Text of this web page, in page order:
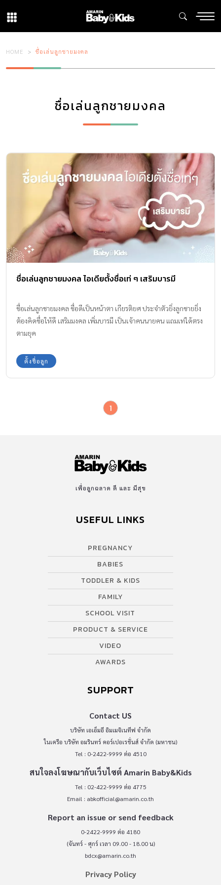
HOME ชื่อเล่นลูกชายมงคล
ชื่อเล่นลูกชายมงคล
ชื่อเล่นลูกชายมงคล ไอเดียตั้งชื่อเท่ ๆ เสริมบารมี
ชื่อเล่นลูกชายมงคล ชื่อดีเป็นหน้าตา เกียรติยศ ประจำตัวยิ่งลูกชายยิ่ง
ต้องคิดชื่อให้ดี เสริมมงคล เพิ่มบารมี เป็นเจ้าคนนายคน แถมเท่ได้ตรง
ตามยุค
ตั้งชื่อลูก
1
เพื่อลูกฉลาด ดี และ มีสุข
USEFUL LINKS
PREGNANCY
BABIES
TODDLER & KIDS
FAMILY
SCHOOL VISIT
PRODUCT & SERVICE
VIDEO
AWARDS
SUPPORT
Contact US
บริษัท เอเอ็มอี อิมเมจิเนทีฟ จำกัด
ในเครือ บริษัท อมรินทร์ คอร์เปอเรชั่นส์ จำกัด (มหาชน)
Tel : 0-2422-9999 ต่อ 4510
สนใจลงโฆษณากับเว็บไซต์ Amarin Baby&Kids
Tel : 02-422-9999 ต่อ 4775
Email : abkofficial@amarin.co.th
Report an issue or send feedback
0-2422-9999 ต่อ 4180
(จันทร์ - ศุกร์ เวลา 09.00 - 18.00 น)
bdcx@amarin.co.th
Privacy Policy